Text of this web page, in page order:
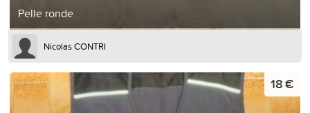
Pelle ronde
Nicolas CONTRI
18 €